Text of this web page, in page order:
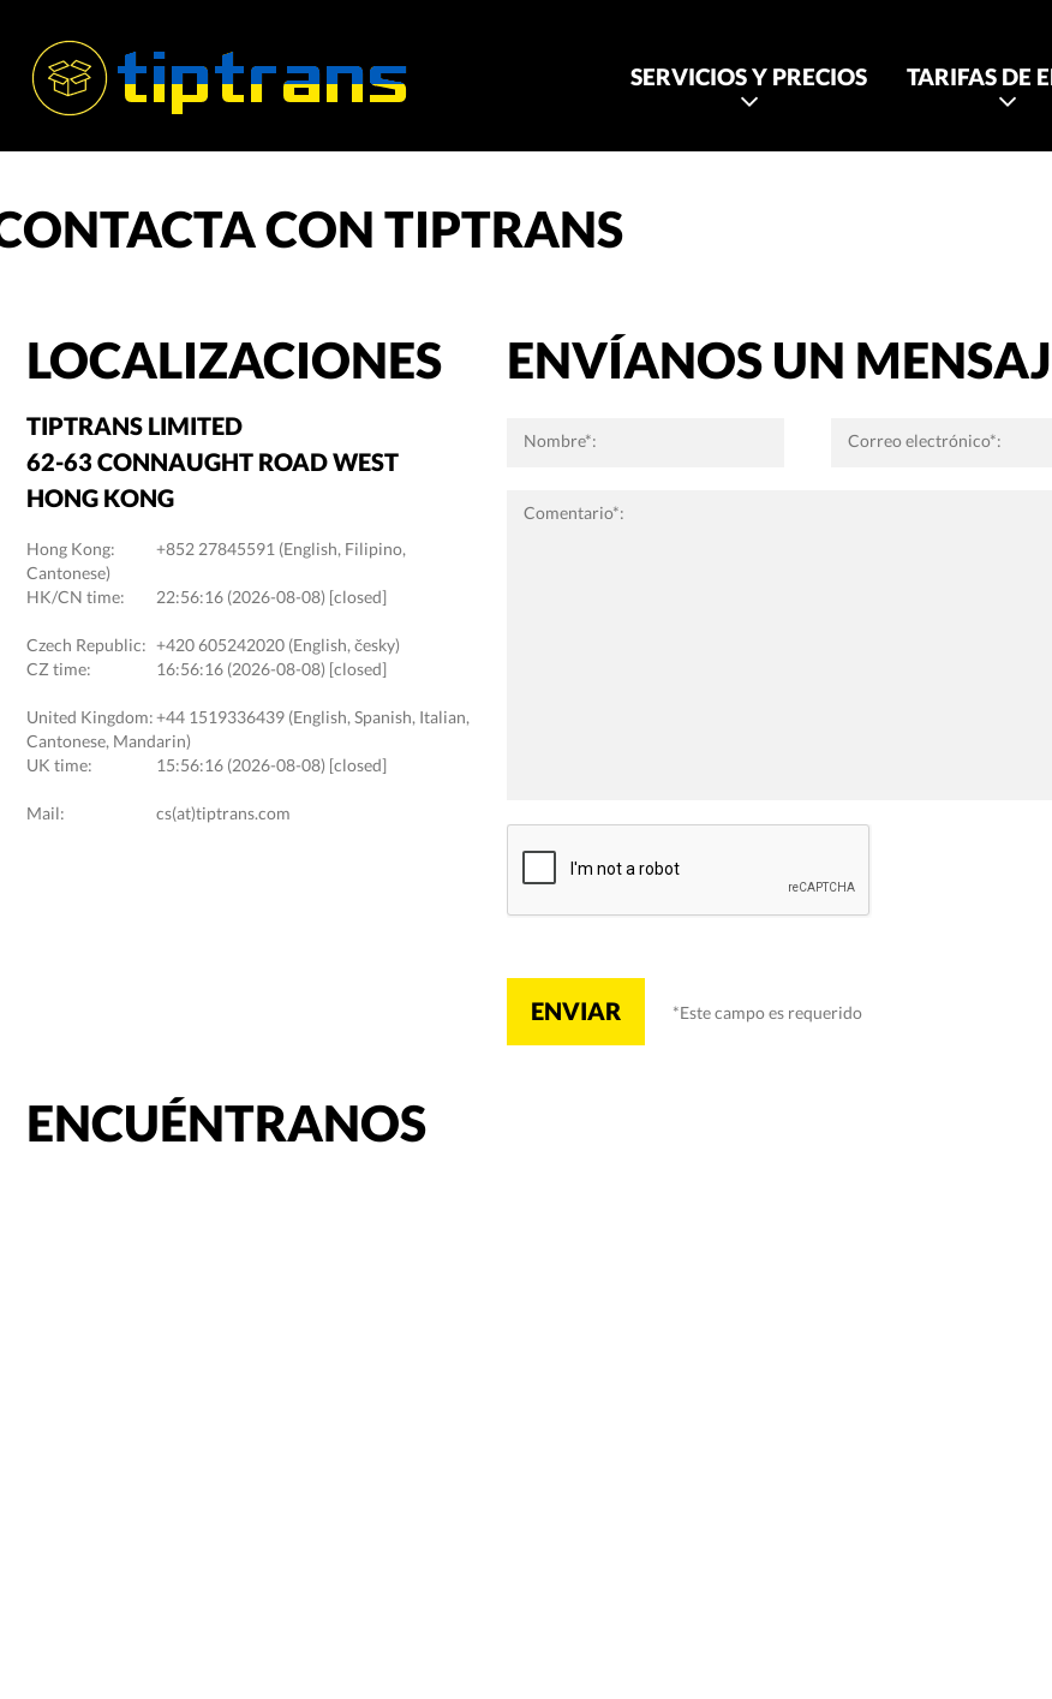
SERVICIOS Y PRECIOS TARIFAS DE
CON TIPTRANS
LOCALIZACIONES
TIPTRANS LIMITED
62-63 CONNAUGHT ROAD WEST
HONG KONG
Hong Kong:
+852 27845591 (English, Filipino,
Cantonese)
HK/CN time:
22:56:16 (2026-08-08) [closed]
Czech Republic: +420 605242020 (English, česky)
CZ time:
16:56:16 (2026-08-08) [closed]
United Kingdom:+44 1519336439 (English, Spanish, Italian,
Cantonese, Mandarin)
UK time:
15:56:16 (2026-08-08) [closed]
Mail: cs(at)tiptrans.com
ENVÍANOS UN
Nombre*: Correo electrónico*:
Comentario*:
ENVIAR *Este campo es requerido
ENCUÉNTRANOS